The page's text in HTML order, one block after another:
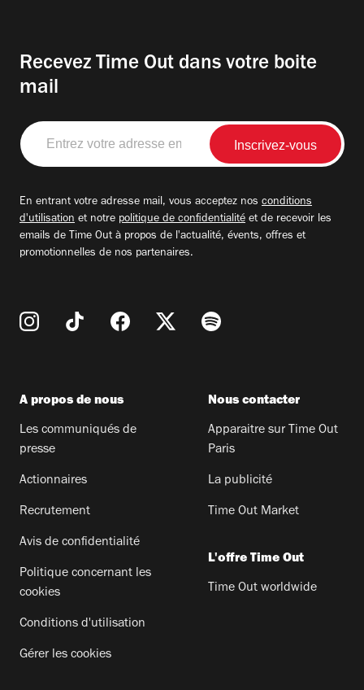
Recevez Time Out dans votre boite
mail
Entrez
votre
adresse
En entrant votre adresse mail, vous acceptez nos conditions
d'utilisation et notre politique de confidentialité et de recevoir les
emails de Time Out à propos de l'actualité, évents, offres et
promotionnelles de nos partenaires.
A propos de nous
Les communiqués de
presse
Actionnaires
Recrutement
Avis de confidentialité
Politique concernant les
cookies
Conditions d'utilisation
Gérer les cookies
Nous contacter
Apparaitre sur Time Out
Paris
La publicité
Time Out Market
L'offre Time Out
Time Out worldwide